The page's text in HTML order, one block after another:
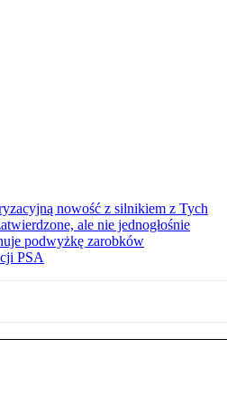
nowość z silnikiem z Tych
ale nie jednogłośnie
podwyżkę zarobków
PSA